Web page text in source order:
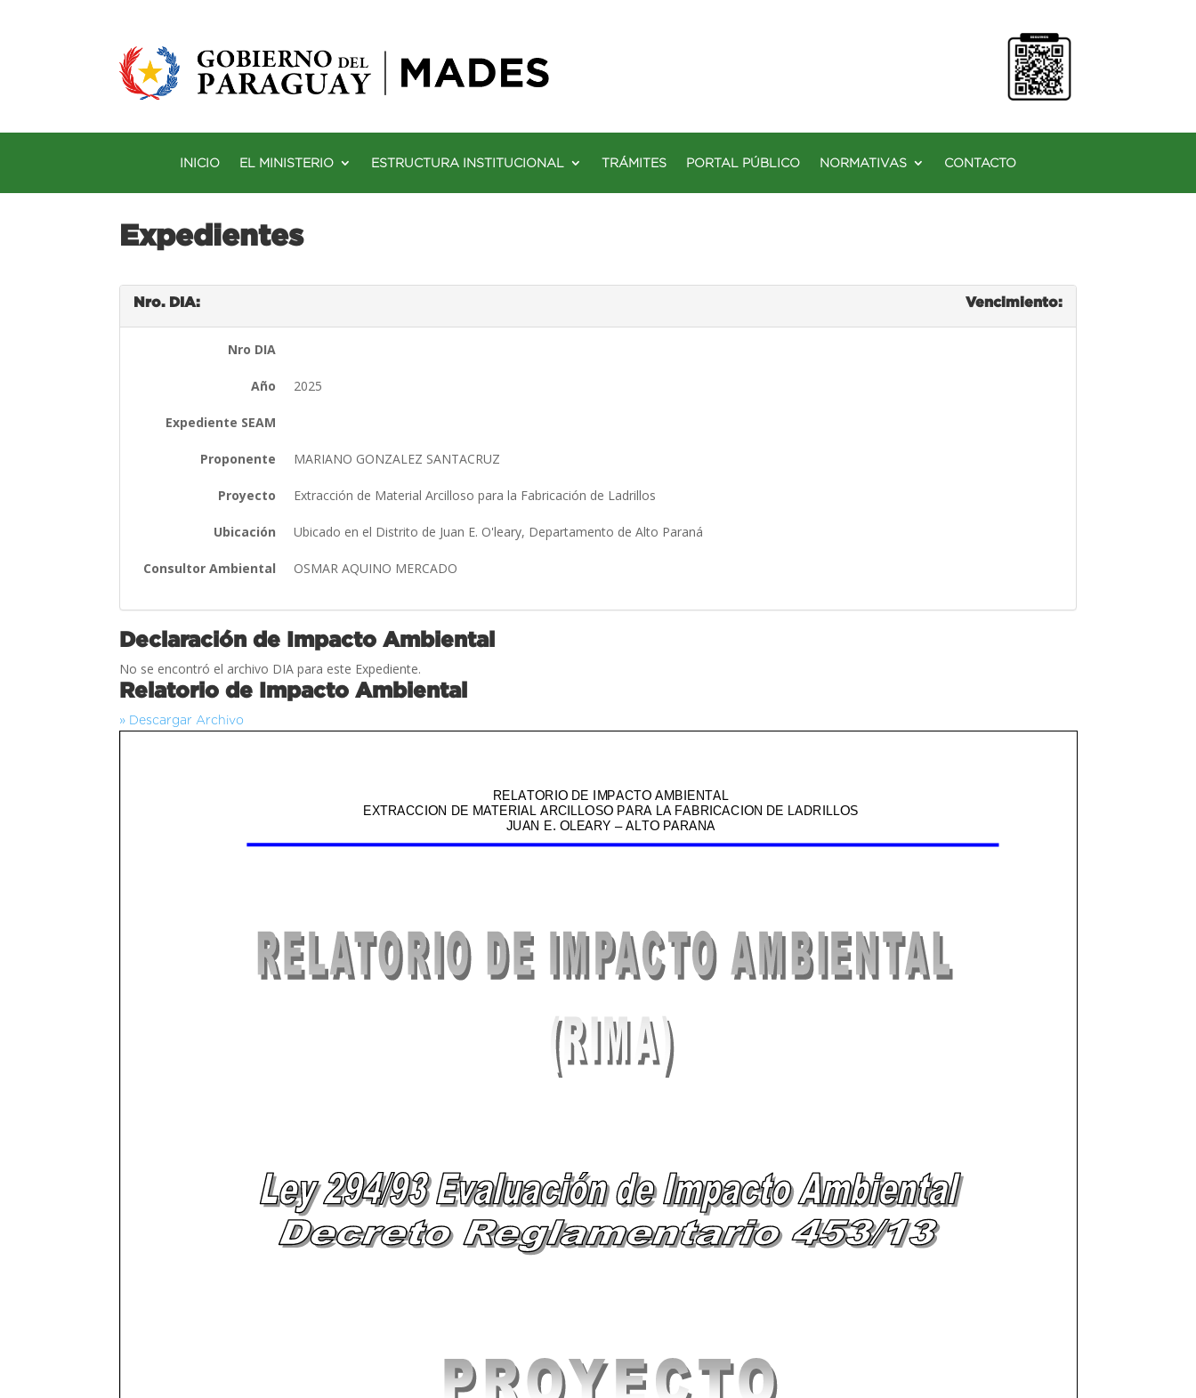
INICIO EL MINISTERIO ESTRUCTURA INSTITUCIONAL TRÁMITES PORTAL PÚBLICO NORMATIVAS CONTACTO
Expedientes
Nro. DIA: Vencimiento:
Nro DIA
Año 2025
Expediente SEAM
Proponente MARIANO GONZALEZ SANTACRUZ
Proyecto Extracción de Material Arcilloso para la Fabricación de Ladrillos
Ubicación Ubicado en el Distrito de Juan E. O'leary, Departamento de Alto Paraná
Consultor Ambiental OSMAR AQUINO MERCADO
Declaración de Impacto Ambiental
No se encontró el archivo DIA para este Expediente.
Relatorio de Impacto Ambiental
» Descargar Archivo